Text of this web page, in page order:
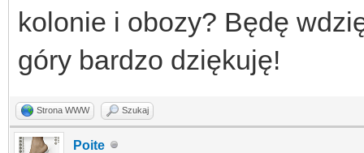
kolonie i obozy? Będę
góry bardzo dziękuję!
Strona WWW Szukaj
Poite